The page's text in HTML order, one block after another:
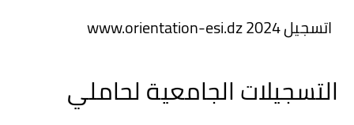
اتسجيل www.orientation-esi.dz 2024
التسجيلات الجامعية لحاملي